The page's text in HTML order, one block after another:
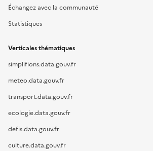
Échangez avec la communauté
Statistiques
Verticales thématiques
simplifions.data.gouv.fr
meteo.data.gouv.fr
transport.data.gouv.fr
ecologie.data.gouv.fr
defis.data.gouv.fr
culture.data.gouv.fr